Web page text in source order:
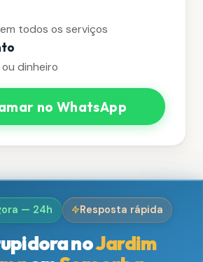
todos os serviços
dinheiro
no WhatsApp
— 24h Resposta rápida
noJardim